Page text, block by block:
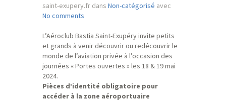
saint-exupery.fr dans Non-catégorisé avec
No comments
L’Aéroclub Bastia Saint-Exupéry invite petits
et grands à venir découvrir ou redécouvrir le
monde de l’aviation privée à l’occasion des
journées « Portes ouvertes » les 18 & 19 mai
2024.
Pièces d’identité obligatoire pour
accéder à la zone aéroportuaire